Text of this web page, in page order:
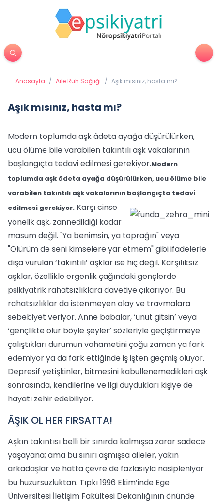
Anasayfa / Aile Ruh Sağlığı / Aşık mısınız, hasta mı?
Aşık mısınız, hasta mı?
Modern toplumda aşk âdeta ayağa düşürülürken,
ucu ölüme bile varabilen takıntılı aşk vakalarının
başlangıçta tedavi edilmesi gerekiyor.Modern
toplumda aşk âdeta ayağa düşürülürken, ucu ölüme bile
varabilen takıntılı aşk vakalarının başlangıçta tedavi
edilmesi gerekiyor. Karşı cinse
yönelik aşk, zannedildiği kadar
masum değil. "Ya benimsin, ya toprağın" veya
"Ölürüm de seni kimselere yar etmem" gibi ifadelerle
dışa vurulan ‘takıntılı’ aşklar ise hiç değil. Karşılıksız
aşklar, özellikle ergenlik çağındaki gençlerde
psikiyatrik rahatsızlıklara davetiye çıkarıyor. Bu
rahatsızlıklar da istenmeyen olay ve travmalara
sebebiyet veriyor. Anne babalar, ‘unut gitsin’ veya
‘gençlikte olur böyle şeyler’ sözleriyle geçiştirmeye
çalıştıkları durumun vahametini çoğu zaman ya fark
edemiyor ya da fark ettiğinde iş işten geçmiş oluyor.
Depresif yetişkinler, bitmesini kabullenemedikleri aşk
sonrasında, kendilerine ve ilgi duydukları kişiye de
hayatı zehir edebiliyor.
ÂŞIK OL HER FIRSATTA!
Aşkın takıntısı belli bir sınırda kalmışsa zarar sadece
yaşayana; ama bu sınırı aşmışsa aileler, yakın
arkadaşlar ve hatta çevre de fazlasıyla nasipleniyor
bu huzursuzluktan. Tıpkı 1996 Ekim’inde Ege
Üniversitesi İletişim Fakültesi Dekanlığının önünde